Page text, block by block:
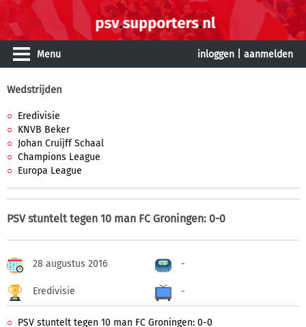
Menu inloggen aanmelden
Wedstrijden
Eredivisie
KNVB Beker
Johan Cruijff Schaal
Champions League
Europa League
PSV stuntelt tegen 10 man FC Groningen: 0-0
28 augustus 2016 -
Eredivisie -
PSV stuntelt tegen 10 man FC Groningen: 0-0